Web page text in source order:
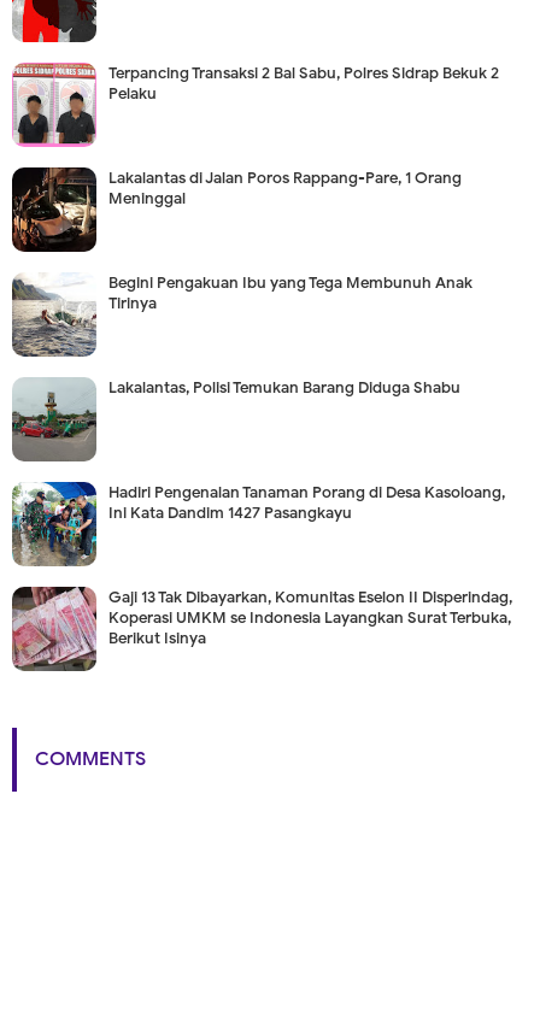
Terpancing Transaksi 2 Bal Sabu, Polres Sidrap Bekuk 2
Pelaku
Lakalantas di Jalan Poros Rappang-Pare, 1 Orang
Meninggal
Begini Pengakuan Ibu yang Tega Membunuh Anak
Tirinya
Lakalantas, Polisi Temukan Barang Diduga Shabu
Hadiri Pengenalan Tanaman Porang di Desa Kasoloang,
Ini Kata Dandim 1427 Pasangkayu
Gaji 13 Tak Dibayarkan, Komunitas Eselon II Disperindag,
Koperasi UMKM se Indonesia Layangkan Surat Terbuka,
Berikut Isinya
COMMENTS